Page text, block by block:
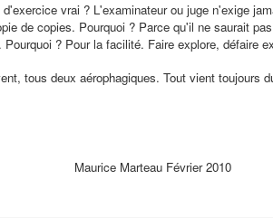
vrai ? L'examinateur ou juge n'exige
de copies. Pourquoi ? Parce qu'il ne saurait
? Pour la facilité. Faire explore, défaire
tous deux aérophagiques. Tout vient toujours
Maurice Marteau Février 2010